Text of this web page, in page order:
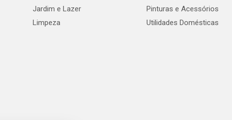
Jardim e Lazer
Limpeza
Pinturas e Acessórios
Utilidades Domésticas